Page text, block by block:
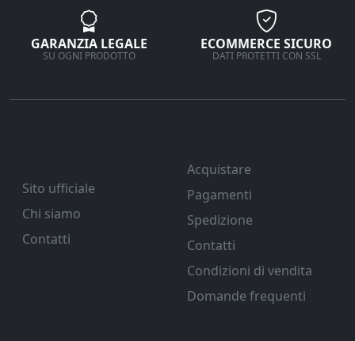
GARANZIA LEGALE
SU OGNI PRODOTTO
ECOMMERCE SICURO
DATI PROTETTI CON SSL
Sito ufficiale
Chi siamo
Contatti
Acquistare
Pagamenti
Spedizione
Contatti
Condizioni di vendita
Domande frequenti